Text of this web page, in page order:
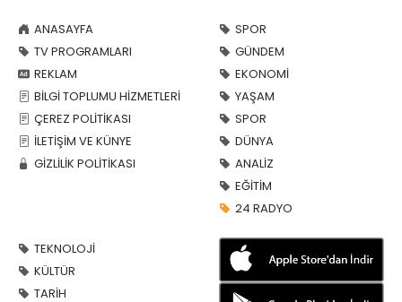
ANASAYFA
TV PROGRAMLARI
REKLAM
BİLGİ TOPLUMU HİZMETLERİ
ÇEREZ POLİTİKASI
İLETİŞİM VE KÜNYE
GİZLİLİK POLİTİKASI
SPOR
GÜNDEM
EKONOMİ
YAŞAM
SPOR
DÜNYA
ANALİZ
EĞİTİM
24 RADYO
TEKNOLOJİ
KÜLTÜR
TARİH